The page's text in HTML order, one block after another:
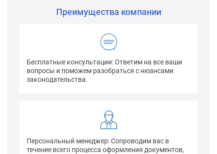
Преимущества компании
Бесплатные консультации: Ответим на все ваши
вопросы и поможем разобраться с нюансами
законодательства.
Персональный менеджер: Сопроводим вас в
течение всего процесса оформления документов,